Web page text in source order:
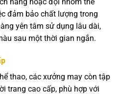
đảm bảo chất lượng trong
yên tâm sử dụng lâu dài,
sau một thời gian ngắn.
thao, các xưởng may còn tập
trang cao cấp, phù hợp với